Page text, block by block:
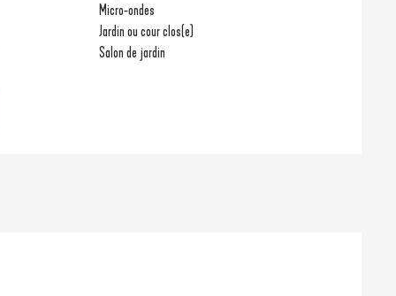
Micro-ondes
Jardin ou cour clos(e)
Salon de jardin